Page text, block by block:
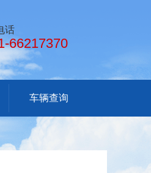
话
66217370
车辆查询